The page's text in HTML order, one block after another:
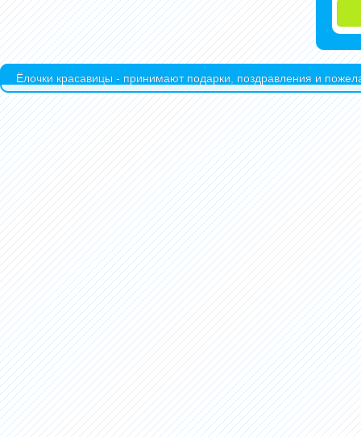
Ёлочки красавицы - принимают подарки, поздравления и